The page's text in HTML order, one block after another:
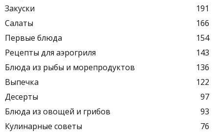
Закуски
191
Салаты
166
Первые блюда
154
Рецепты для аэрогриля
143
Блюда из рыбы и морепродуктов
136
Выпечка
122
Десерты
97
Блюда из овощей и грибов
93
Кулинарные советы
76